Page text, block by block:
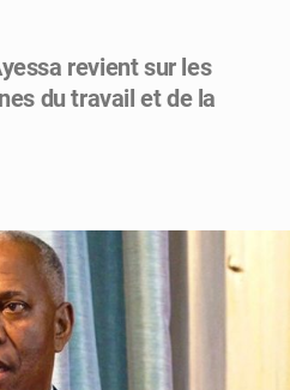
revient sur les
du travail et de la